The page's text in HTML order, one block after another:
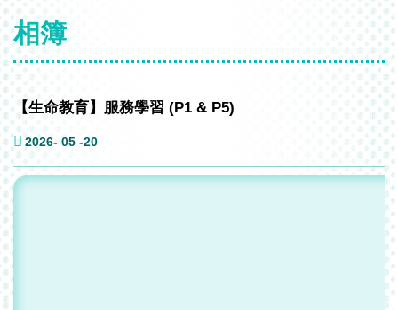
相簿
【生命教育】服務學習 (P1 & P5)
2026- 05 -20